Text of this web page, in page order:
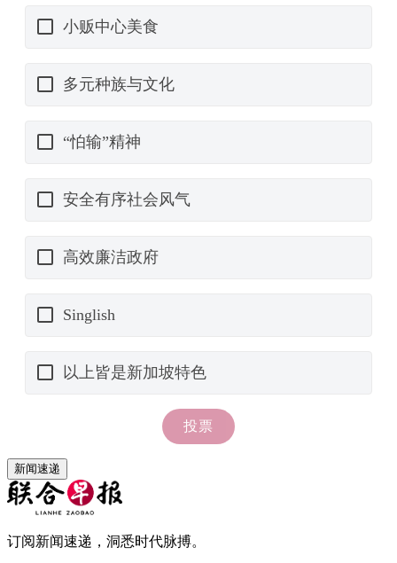
新闻速递
订阅新闻速递，洞悉时代脉搏。